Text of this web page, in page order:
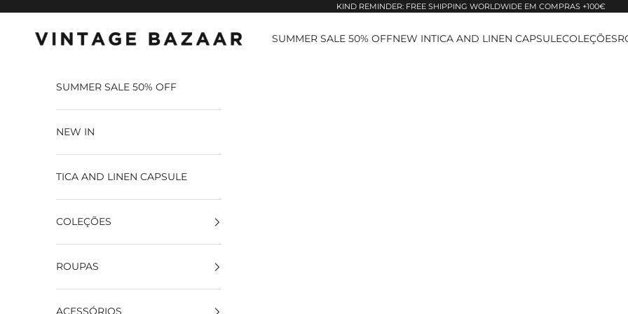
KIND REMINDER: FREE SHIPPING WORLDWIDE EM COMPRAS +100€
Vintage Bazaar SUMMER SALE 50% OFFNEW INTICA AND LINEN CAPSULECOLEÇÕES
SUMMER SALE 50% OFF
NEW IN
TICA AND LINEN CAPSULE
COLEÇÕES
ROUPAS
ACESSÓRIOS